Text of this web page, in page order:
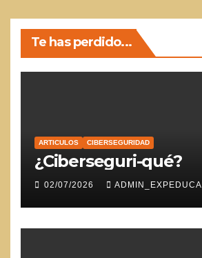
Te has perdido...
ARTICULOS CIBERSEGURIDAD
¿Ciberseguri-qué?
02/07/2026 ADMIN_EXPEDUCA